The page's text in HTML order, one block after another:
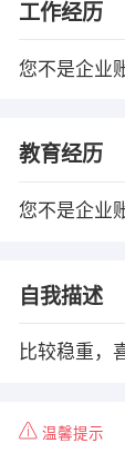
工作经历
您不是企业
教育经历
您不是企业
自我描述
比较稳重，
温馨提示